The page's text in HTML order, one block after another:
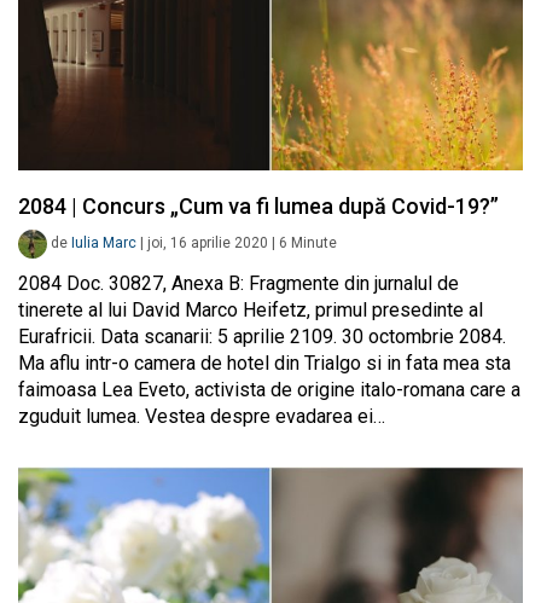
2084 | Concurs „Cum va fi lumea după Covid-19?”
de Iulia Marc joi, 16 aprilie 2020 6 Minute
2084 Doc. 30827, Anexa B: Fragmente din jurnalul de
tinerete al lui David Marco Heifetz, primul presedinte al
Eurafricii. Data scanarii: 5 aprilie 2109. 30 octombrie 2084.
Ma aflu intr-o camera de hotel din Trialgo si in fata mea sta
faimoasa Lea Eveto, activista de origine italo-romana care a
zguduit lumea. Vestea despre evadarea ei…